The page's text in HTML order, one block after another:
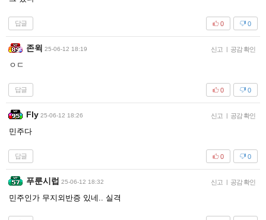
답글 0
0
존윅 25-06-12 18:19 신고 공감 확인
ㅇㄷ
답글 0
0
Fly 25-06-12 18:26 신고 공감 확인
민주다
답글 0
0
푸룬시럽 25-06-12 18:32 신고 공감 확인
민주인가 무지외반증 있네.. 실격